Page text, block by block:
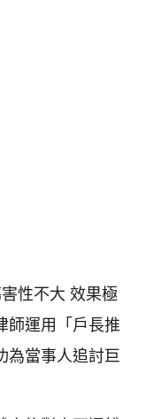
性不大 效果極
師運用「戶長推
為當事人追討巨